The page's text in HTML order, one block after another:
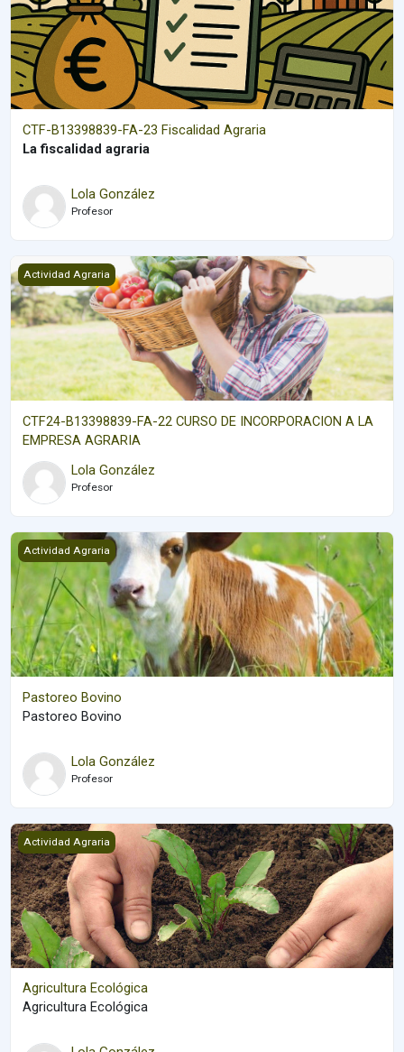
CTF-B13398839-FA-23 Fiscalidad Agraria
Lafiscalidad agraria
Lola González
Profesor
CTF24-B13398839-FA-22 CURSO DE INCORPORACION A LA
Actividad Agraria
CTF24-B13398839-FA-22 CURSO DE INCORPORACION A LA
EMPRESA AGRARIA
Lola González
Profesor
Pastoreo Bovino
Actividad Agraria
Pastoreo Bovino
Pastoreo Bovino
Lola González
Profesor
Agricultura Ecológica
Actividad Agraria
Agricultura Ecológica
Agricultura Ecológica